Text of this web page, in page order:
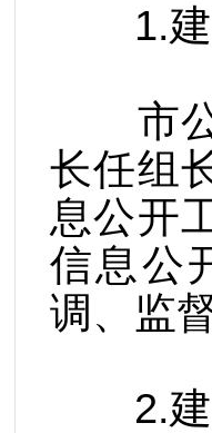
1.建
市公
长任组
息公开
信息公
调、监
2.建